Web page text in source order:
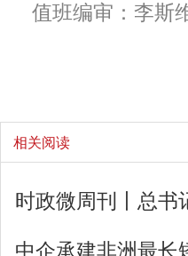
值班编审：李斯
相关阅读
时政微周刊丨总
中企承建非洲最长